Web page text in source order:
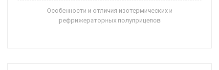
Особенности и отличия изотермических и
рефрижераторных полуприцепов